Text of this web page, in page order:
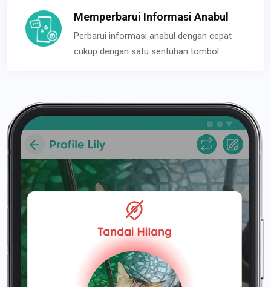
Memperbarui Informasi Anabul
Perbarui informasi anabul dengan cepat
cukup dengan satu sentuhan tombol.